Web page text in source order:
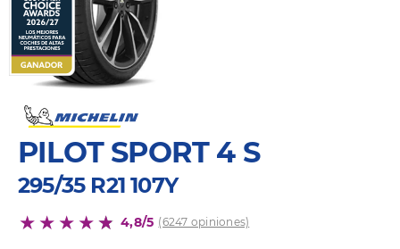
PILOT SPORT 4 S
295/35 R21 107Y
4,8/5 (6247 opiniones)